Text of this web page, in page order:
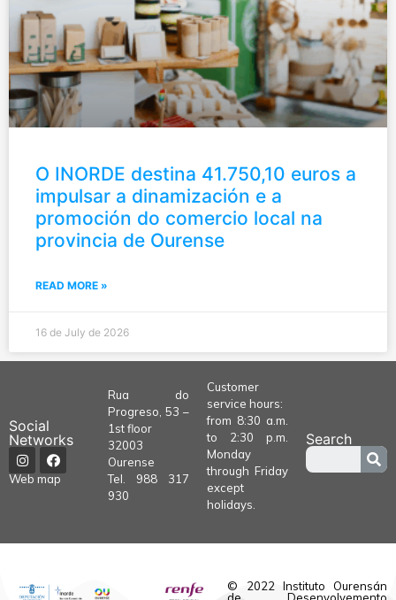
O INORDE destina 41.750,10 euros a
impulsar a dinamización e a
promoción do comercio local na
provincia de Ourense
READ MORE »
16 de July de 2026
Social
Networks
Web map
Rua do
Progreso, 53 –
1st floor
32003
Ourense
Tel. 988 317
930
Customer
service hours:
from 8:30 a.m.
to 2:30 p.m.
Monday
through Friday
except
holidays.
Search
© 2022 Instituto Ourensán